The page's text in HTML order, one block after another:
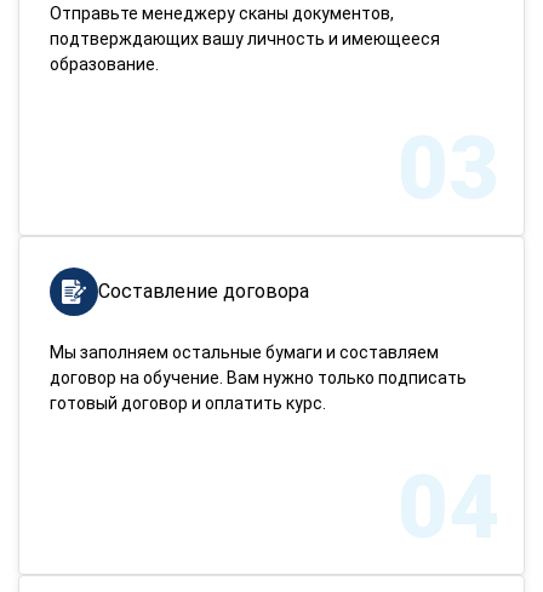
Отправьте менеджеру сканы документов,
подтверждающих вашу личность и имеющееся
образование.
03
Составление договора
Мы заполняем остальные бумаги и составляем
договор на обучение. Вам нужно только подписать
готовый договор и оплатить курс.
04